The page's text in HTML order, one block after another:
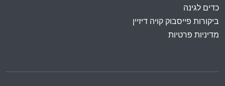
כדים לגינה
ביקורות פייסבוק קויה דיזיין
מדיניות פרטיות